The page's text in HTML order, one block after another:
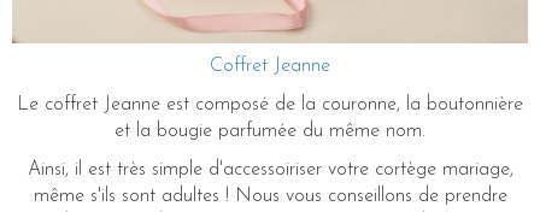
Coffret Jeanne
Le coffret Jeanne est composé de la couronne, la boutonnière
et la bougie parfumée du même nom.
Ainsi, il est très simple d'accessoiriser votre cortège mariage,
même s'ils sont adultes ! Nous vous conseillons de prendre